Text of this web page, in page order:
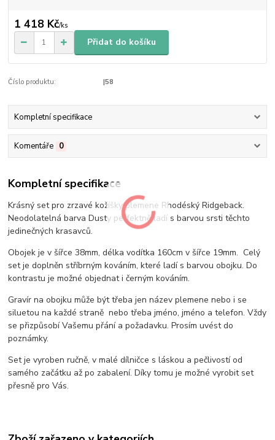
1 418 Kč/ks
Přidat do košíku
Číslo produktu: |58
Kompletní specifikace
Komentáře 0
Kompletní specifikace
Krásný set pro zrzavé kožíšky plemene Rhodéský Ridgeback.
Neodolatelná barva Dusty perfektně ladí s barvou srsti těchto
jedinečných krasavců.
Obojek je v šířce 38mm, délka vodítka 160cm v šířce 19mm. Celý
set je doplněn stříbrným kováním, které ladí s barvou obojku. Do
kontrastu je možné objednat i černým kováním.
Gravír na obojku může být třeba jen název plemene nebo i se
siluetou na každé straně nebo třeba jméno, jméno a telefon. Vždy
se přizpůsobí Vašemu přání a požadavku. Prosím uvést do
poznámky.
Set je vyroben ručně, v malé dílničce s láskou a pečlivostí od
samého začátku až po zabalení. Díky tomu je možné vyrobit set
přesně pro Vás.